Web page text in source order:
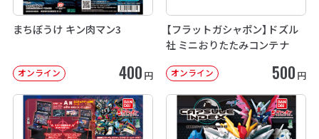
まちぼうけ キン肉マン3
オンライン 400 円
【フラットガシャポン】ドズル
社 ミニおりたたみコンテナ
オンライン 500 円